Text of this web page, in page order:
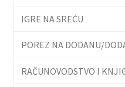
IGRE NA SREĆU
POREZ NA DODANU/
RAČUNOVODSTVO I